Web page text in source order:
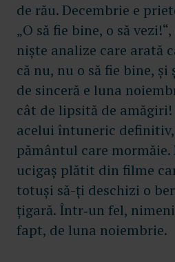
de rău. Decembrie e
„O să fie bine, o să
niște analize care arată
că nu, nu o să fie bine,
de sinceră e luna
cât de lipsită de
acelui întuneric
pământul care mormăie.
ucigaș plătit din filme
totuși să-ți deschizi o
țigară. Într‑un fel,
fapt, de luna noiembrie.